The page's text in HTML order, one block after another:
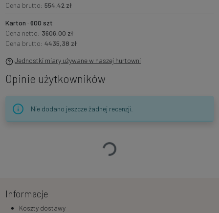
Cena brutto: 554,42 zł
Karton · 600 szt
Cena netto: 3606,00 zł
Cena brutto: 4435,38 zł
Jednostki miary używane w naszej hurtowni
Opinie użytkowników
Nie dodano jeszcze żadnej recenzji.
Ładowanie…
Informacje
Koszty dostawy